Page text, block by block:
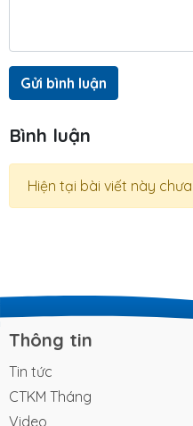
Gửi bình luận
Bình luận
Hiện tại bài viết này
Thông tin
Tin tức
CTKM Tháng
Video